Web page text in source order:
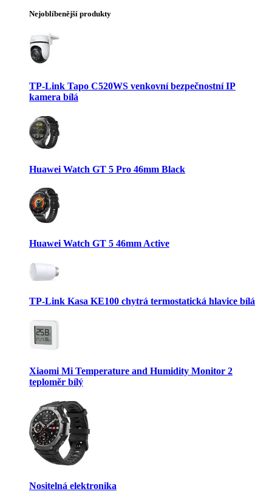
Nejoblíbenější produkty
TP-Link Tapo C520WS venkovní bezpečnostní IP
kamera bílá
Huawei Watch GT 5 Pro 46mm Black
Huawei Watch GT 5 46mm Active
TP-Link Kasa KE100 chytrá termostatická hlavice bílá
Xiaomi Mi Temperature and Humidity Monitor 2
teploměr bílý
Nositelná elektronika